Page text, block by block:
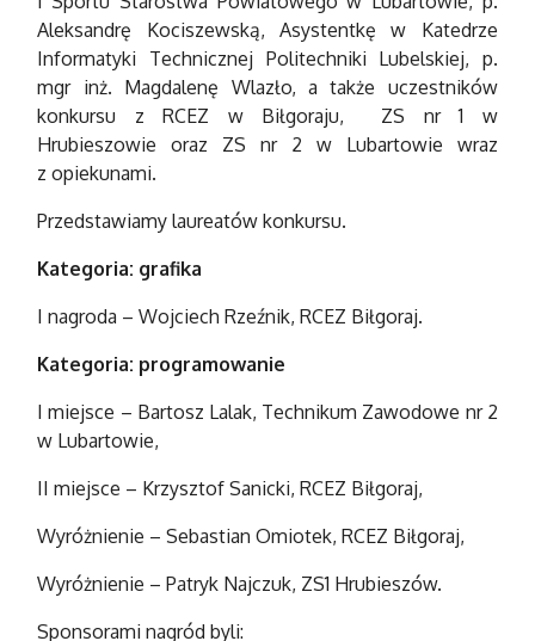
Aleksandrę Kociszewską, Asystentkę w Katedrze
Informatyki Technicznej Politechniki Lubelskiej, p.
mgr inż. Magdalenę Wlazło, a także uczestników
konkursu z RCEZ w Biłgoraju, ZS nr 1 w
Hrubieszowie oraz ZS nr 2 w Lubartowie wraz
z opiekunami.
Przedstawiamy laureatów konkursu.
Kategoria: grafika
I nagroda – Wojciech Rzeźnik, RCEZ Biłgoraj.
Kategoria: programowanie
I miejsce – Bartosz Lalak, Technikum Zawodowe nr 2
w Lubartowie,
II miejsce – Krzysztof Sanicki, RCEZ Biłgoraj,
Wyróżnienie – Sebastian Omiotek, RCEZ Biłgoraj,
Wyróżnienie – Patryk Najczuk, ZS1 Hrubieszów.
Sponsorami nagród byli: